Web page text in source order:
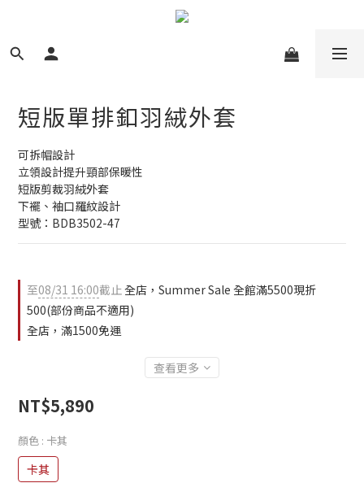
短版單排釦羽絨外套
可拆帽設計
立領設計提升頸部保暖性
短版剪裁羽絨外套
下襬、袖口羅紋設計
型號：BDB3502-47
至08/31 16:00截止全店，Summer Sale 全館滿5500現折
500(部份商品不適用)
全店，滿1500免運
查看更多
NT$5,890
顏色 : 卡其
卡其